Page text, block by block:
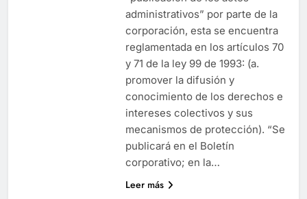
administrativos” por parte de la
corporación, esta se encuentra
reglamentada en los artículos 70
y 71 de la ley 99 de 1993: (a.
promover la difusión y
conocimiento de los derechos e
intereses colectivos y sus
mecanismos de protección). “Se
publicará en el Boletín
corporativo; en la…
Leer más